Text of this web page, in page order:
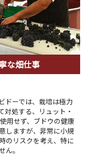
な畑仕事
ドーでは、栽培は極力
対処する、リュット・
用せず、ブドウの健康
しますが、非常に小規
のリスクを考え、特に
ん。